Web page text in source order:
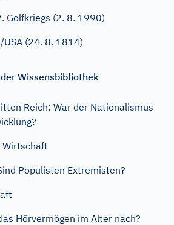
Golfkriegs (2. 8. 1990)
(24. 8. 1814)
Wissensbibliothek
Reich: War der Nationalismus
Wirtschaft
Populisten Extremisten?
Hörvermögen im Alter nach?